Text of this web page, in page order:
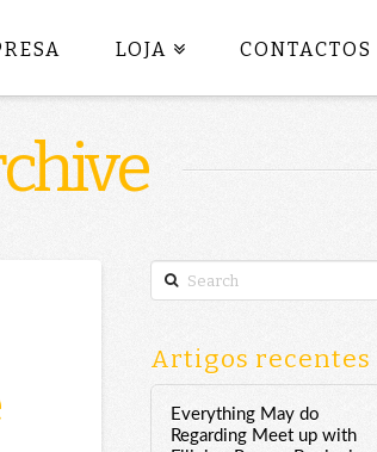
LOJA CONTACTOS
Search
Artigos recentes
Everything May do
Regarding Meet up with